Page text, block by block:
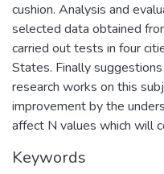
cushion. Analysis and
selected data obtained
carried out tests in four
States. Finally
research works on this
improvement by the
affect N values which will
Keywords